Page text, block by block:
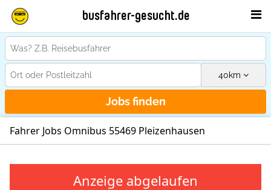
busfahrer-gesucht.de
40km
Jobs finden
Fahrer Jobs Omnibus 55469 Pleizenhausen
Anzeige abgelaufen